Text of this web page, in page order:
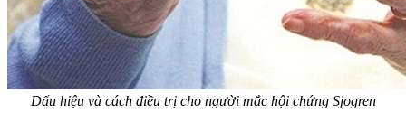
Dấu hiệu và cách điều trị cho người mắc hội chứng Sjogren